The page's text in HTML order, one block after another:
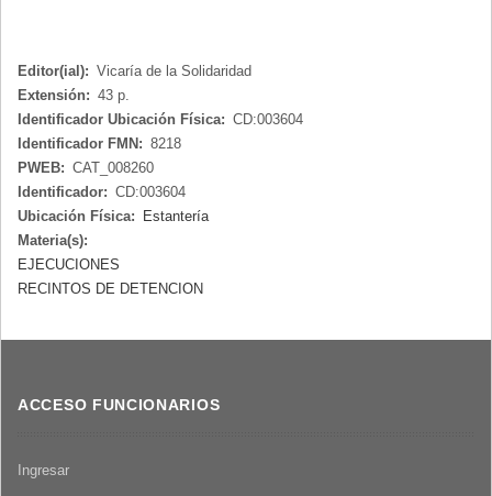
Editor(ial): Vicaría de la Solidaridad
Extensión: 43 p.
Identificador Ubicación Física: CD:003604
Identificador FMN: 8218
PWEB: CAT_008260
Identificador: CD:003604
Ubicación Física:
Estantería
Materia(s):
EJECUCIONES
RECINTOS DE DETENCION
ACCESO FUNCIONARIOS
Ingresar